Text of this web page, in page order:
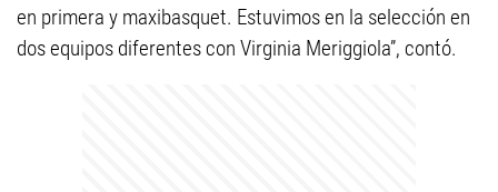
en primera y maxibasquet. Estuvimos en la selección en
dos equipos diferentes con Virginia Meriggiola”, contó.